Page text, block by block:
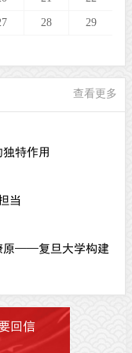
28 29
查看更多
特作用
当
原——复旦大学构建
回信